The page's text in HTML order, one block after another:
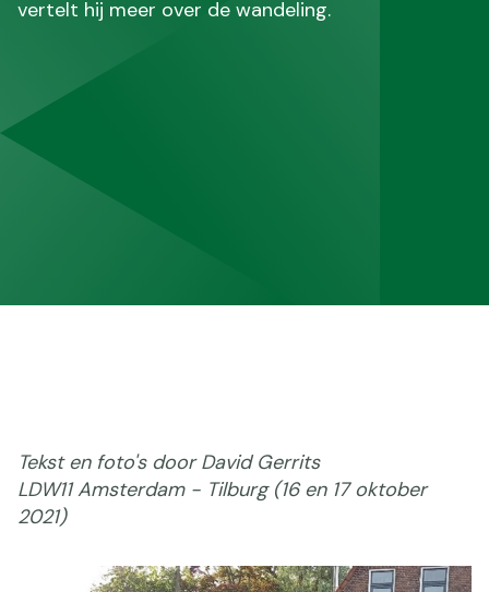
vertelt hij meer over de wandeling.
Tekst en foto's door David Gerrits
LDW11 Amsterdam - Tilburg (16 en 17 oktober
2021)